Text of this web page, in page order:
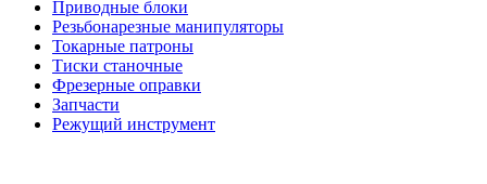
Приводные блоки
Резьбонарезные манипуляторы
Токарные патроны
Тиски станочные
Фрезерные оправки
Запчасти
Режущий инструмент